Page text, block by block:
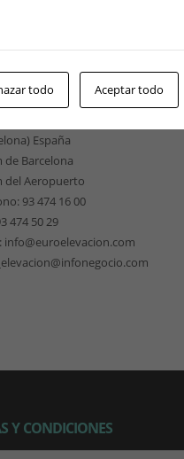
158
España
de Barcelona
del Aeropuerto
93 474 16 00
474 50 29
info@euroelevacion.com
Y CONDICIONES
todo Aceptar todo